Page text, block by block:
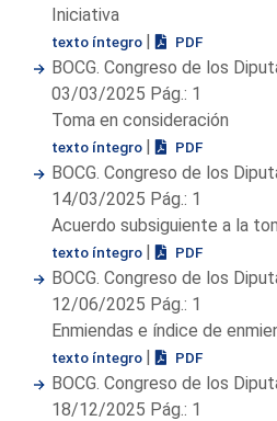
Iniciativa
texto íntegro | PDF
BOCG. Congreso de los
03/03/2025 Pág.: 1
Toma en consideración
texto íntegro | PDF
BOCG. Congreso de los
14/03/2025 Pág.: 1
Acuerdo subsiguiente a la
texto íntegro | PDF
BOCG. Congreso de los
12/06/2025 Pág.: 1
Enmiendas e índice de
texto íntegro | PDF
BOCG. Congreso de los
18/12/2025 Pág.: 1